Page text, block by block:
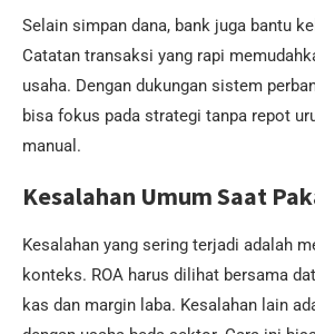
Selain simpan dana, bank juga bantu
Catatan transaksi yang rapi
usaha. Dengan dukungan sistem
bisa fokus pada strategi tanpa repot
manual.
Kesalahan Umum Saat
Kesalahan yang sering terjadi adalah
konteks. ROA harus dilihat bersama
kas dan margin laba. Kesalahan lain